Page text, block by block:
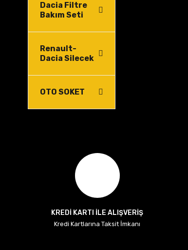
Dacia Filtre
Bakım Seti
Renault-
Dacia Silecek
OTO SOKET
KREDİ KARTI İLE ALIŞVERİŞ
Kredi Kartlarına Taksit İmkanı